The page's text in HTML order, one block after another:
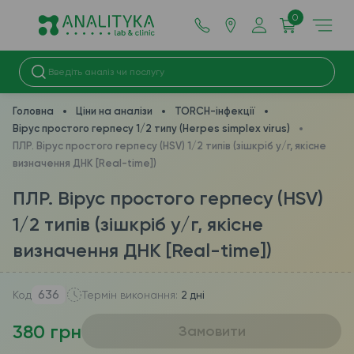
0
Головна Ціни на аналізи
TORCH-інфекції
Вірус простого герпесу 1/2 типу (Herpes simplex virus)
ПЛР. Вірус простого герпесу (HSV) 1/2 типів (зішкріб у/г, якісне
визначення ДНК [Real-time])
ПЛР. Вірус простого герпесу (HSV)
1/2 типів (зішкріб у/г, якісне
визначення ДНК [Real-time])
Код 636 Термін виконання: 2 дні
380 грн Замовити